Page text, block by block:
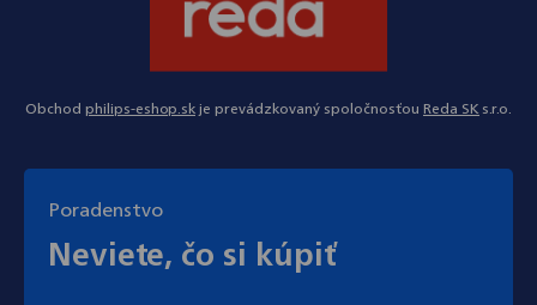
Obchodphilips-eshop.skje prevádzkovaný spoločnosťouReda SKs.r.o.
Poradenstvo
Neviete, čo si kúpiť